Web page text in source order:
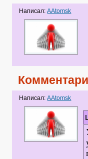
Написал:AAtomsk
Написал:AAtomsk